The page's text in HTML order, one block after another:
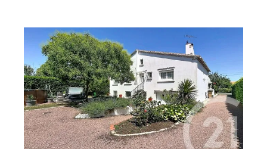
LUCON 85
184,23 m2, 8 pièces
Ref : 2094
Maison à vendre
346 500 €
CENTURY 21 Solution Immobilière vous